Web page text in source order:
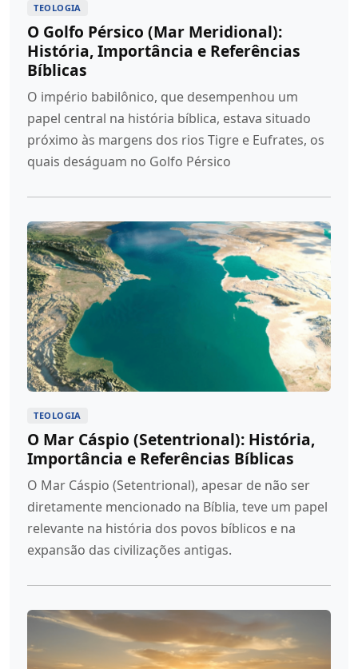
TEOLOGIA
O Golfo Pérsico (Mar Meridional):
História, Importância e Referências
Bíblicas
O império babilônico, que desempenhou um
papel central na história bíblica, estava situado
próximo às margens dos rios Tigre e Eufrates, os
quais deságuam no Golfo Pérsico
TEOLOGIA
O Mar Cáspio (Setentrional): História,
Importância e Referências Bíblicas
O Mar Cáspio (Setentrional), apesar de não ser
diretamente mencionado na Bíblia, teve um papel
relevante na história dos povos bíblicos e na
expansão das civilizações antigas.